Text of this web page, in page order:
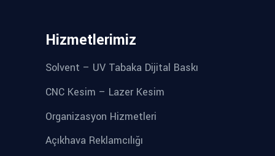
Hizmetlerimiz
Solvent – UV Tabaka Dijital Baskı
CNC Kesim – Lazer Kesim
Organizasyon Hizmetleri
Açıkhava Reklamcılığı